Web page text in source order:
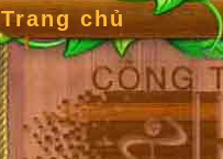
Trang chủ